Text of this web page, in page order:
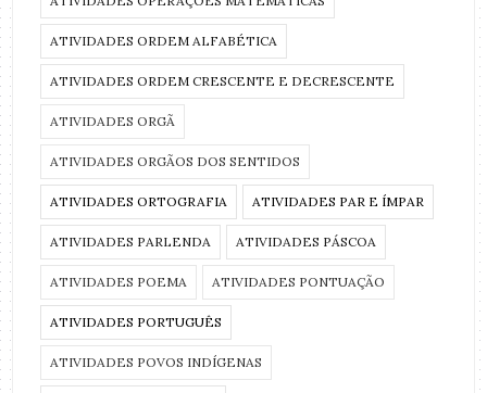
ATIVIDADES ORDEM ALFABÉTICA
ATIVIDADES ORDEM CRESCENTE E DECRESCENTE
ATIVIDADES ORGÃ
ATIVIDADES ORGÃOS DOS SENTIDOS
ATIVIDADES ORTOGRAFIA ATIVIDADES PAR E ÍMPAR
ATIVIDADES PARLENDA ATIVIDADES PÁSCOA
ATIVIDADES POEMA ATIVIDADES PONTUAÇÃO
ATIVIDADES PORTUGUÊS
ATIVIDADES POVOS INDÍGENAS